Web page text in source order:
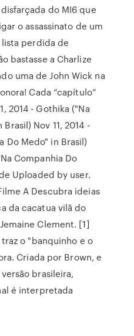
do MI6 que
o assassinato de um
perdida de
bastasse a Charlize
uma de John Wick na
Cada “capítulo”
2014 - Gothika ("Na
Nov 11, 2014 -
Do Medo" in Brasil)
Companhia Do
Uploaded by user.
A Descubra ideias
da cacatua vilã do
Clement. [1]
o "banquinho e o
Criada por Brown, e
brasileira,
é interpretada